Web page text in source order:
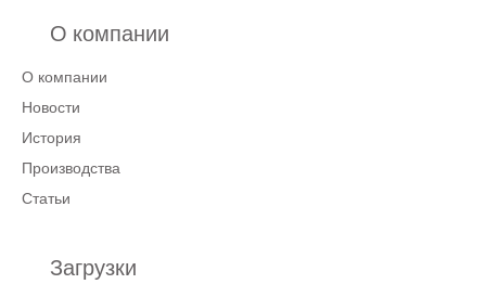
О компании
О компании
Новости
История
Производства
Статьи
Загрузки